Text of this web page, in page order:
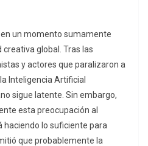
un momento sumamente
global. Tras las
y actores que paralizaron a
Inteligencia Artificial
sigue latente. Sin embargo,
esta preocupación al
haciendo lo suficiente para
que probablemente la